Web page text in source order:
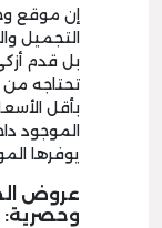
إن موقع
التجميل
بل قدم
تحتاجه
بأقل
الموجود
يوفرها
عروض
وحصرية: